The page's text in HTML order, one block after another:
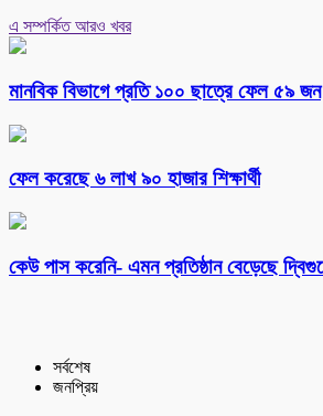
এ সম্পর্কিত আরও খবর
মানবিক বিভাগে প্রতি ১০০ ছাত্রে ফেল ৫৯ জন
ফেল করেছে ৬ লাখ ৯০ হাজার শিক্ষার্থী
কেউ পাস করেনি- এমন প্রতিষ্ঠান বেড়েছে
সর্বশেষ
জনপ্রিয়